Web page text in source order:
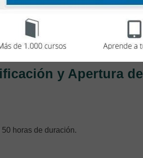
y Apertura de
50 horas de duración.